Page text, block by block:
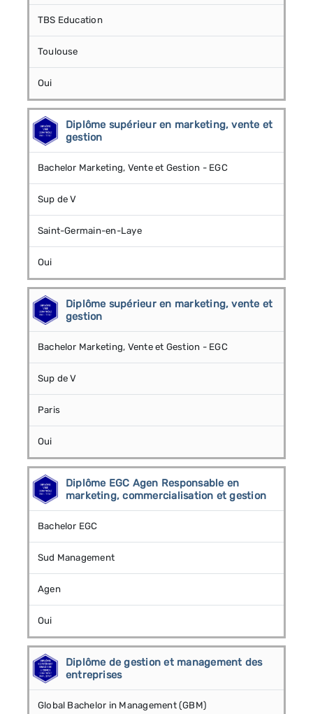
TBS Education
Toulouse
Oui
Diplôme supérieur en marketing, vente et
gestion
Bachelor Marketing, Vente et Gestion - EGC
Sup de V
Saint-Germain-en-Laye
Oui
Diplôme supérieur en marketing, vente et
gestion
Bachelor Marketing, Vente et Gestion - EGC
Sup de V
Paris
Oui
Diplôme EGC Agen Responsable en
marketing, commercialisation et gestion
Bachelor EGC
Sud Management
Agen
Oui
Diplôme de gestion et management des
entreprises
Global Bachelor in Management (GBM)